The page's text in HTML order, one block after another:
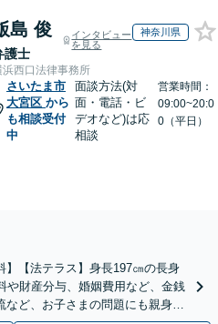
島 俊
護士
インタビュー
を見る
神奈川県
浜西口法律事務所
さいたま市
大宮区 から
も相談受付
中
面談方法(対
面・電話・ビ
デオなど)は応
相談
営業時間：
09:00~20:0
0（平日）
】【法テラス】身長197㎝の長身
や財産分与、婚姻費用など、金銭
など、お子さまの問題にも親身に